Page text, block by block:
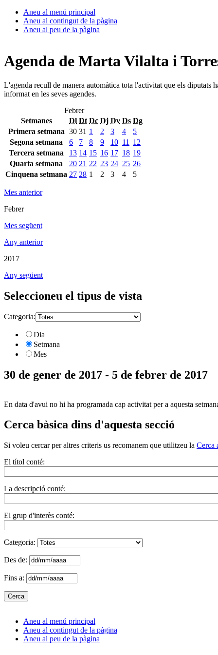
Aneu al menú principal
Aneu al contingut de la pàgina
Aneu al peu de la pàgina
Agenda de Marta Vilalta i
L'agenda recull de manera automàtica tota l'activitat que els diputats
informat en les seves agendes.
Febrer
Setmanes
Dl Dt Dc Dj Dv Ds Dg
Primera setmana 30 31 1 2 3 4
5
Segona setmana
6 7 8 9 10 11
12
Tercera setmana
13 14 15 16 17 18 19
Quarta setmana
20 21 22 23 24 25 26
Cinquena setmana 27 28 1 2 3 4 5
Mes anterior
Febrer
Mes següent
Any anterior
2017
Any següent
Seleccioneu el tipus de vista
Categoria:
Dia
Setmana
Mes
30 de gener de 2017 - 5 de febrer de 2017
En data d'avui no hi ha programada cap activitat per a aquesta
Cerca bàsica dins d'aquesta secció
Si voleu cercar per altres criteris us recomanem que utilitzeu la Cerca
El títol conté:
La descripció conté:
El grup d'interès conté:
Categoria:
Des de:
Fins a:
Aneu al menú principal
Aneu al contingut de la pàgina
Aneu al peu de la pàgina